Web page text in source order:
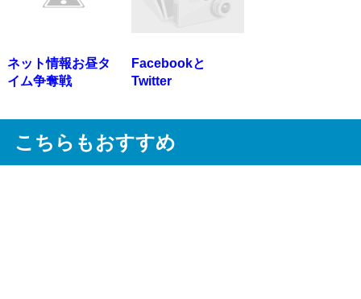
ネット情報お昼タ
イム争奪戦
Facebookと
Twitter
こちらもおすすめ